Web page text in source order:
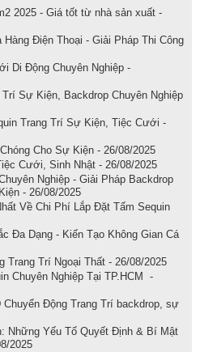
2025 - Giá tốt từ nhà sản xuất -
Điện Thoại - Giải Pháp Thi Công
Di Động Chuyên Nghiệp -
Sự Kiện, Backdrop Chuyên Nghiệp
Trang Trí Sự Kiện, Tiệc Cưới -
Cho Sự Kiện - 26/08/2025
Cưới, Sinh Nhật - 26/08/2025
Nghiệp - Giải Pháp Backdrop
- 26/08/2025
Về Chi Phí Lắp Đặt Tấm Sequin
Đa Dạng - Kiến Tạo Không Gian Cá
Trang Trí Ngoại Thất - 26/08/2025
Chuyên Nghiệp Tại TP.HCM -
Chuyển Động Trang Trí backdrop, sự
Những Yếu Tố Quyết Định & Bí Mật
2025